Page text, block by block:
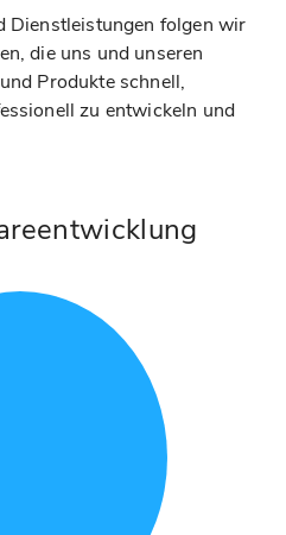
Dienstleistungen folgen wir
die uns und unseren
Produkte schnell,
zu entwickeln und